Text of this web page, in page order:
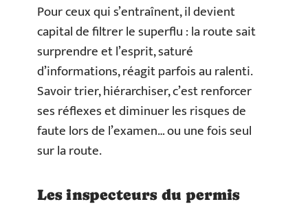
Pour ceux qui s’entraînent, il devient
capital de filtrer le superflu : la route sait
surprendre et l’esprit, saturé
d’informations, réagit parfois au ralenti.
Savoir trier, hiérarchiser, c’est renforcer
ses réflexes et diminuer les risques de
faute lors de l’examen… ou une fois seul
sur la route.
Les inspecteurs du permis